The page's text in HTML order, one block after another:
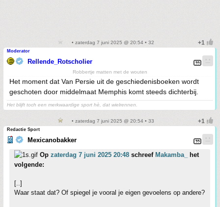
• zaterdag 7 juni 2025 @ 20:54 • 32
Moderator
Rellende_Rotscholier
Robbertje matten met de wouten
Het moment dat Van Persie uit de geschiedenisboeken wordt
geschoten door middelmaat Memphis komt steeds dichterbij.
Het blijft toch een merkwaardige sport hè, dat wielrennen.
• zaterdag 7 juni 2025 @ 20:54 • 33
Redactie Sport
Mexicanobakker
Op zaterdag 7 juni 2025 20:48 schreef Makamba_
het
volgende:
[..]
Waar staat dat? Of spiegel je vooral je eigen gevoelens op andere?